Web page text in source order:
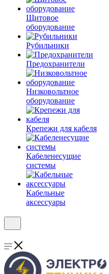
Щитовое
оборудование
Рубильники
Предохранители
Низковольтное
оборудование
Крепежи для кабеля
Кабеленесущие
системы
Кабельные
аксессуары